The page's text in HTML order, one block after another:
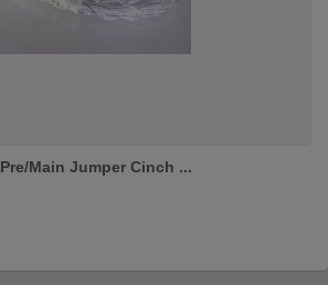
Pre/Main Jumper Cinch ...